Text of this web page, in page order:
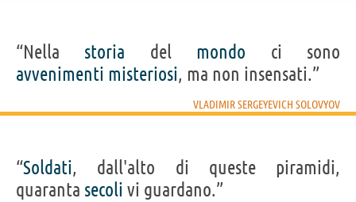
“Nella storia del mondo ci sono
avvenimenti misteriosi, ma non insensati.”
VLADIMIR SERGEYEVICH SOLOVYOV
“Soldati, dall'alto di queste piramidi,
quaranta secoli vi guardano.”